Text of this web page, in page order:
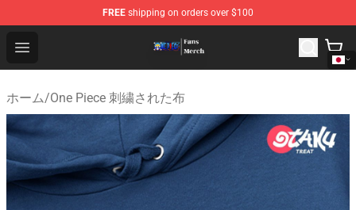
FREE shipping on orders over $100
Open menu
One Piece Store - Official One Piece Merchandise Shop
ホーム/One Piece 刺繍された布